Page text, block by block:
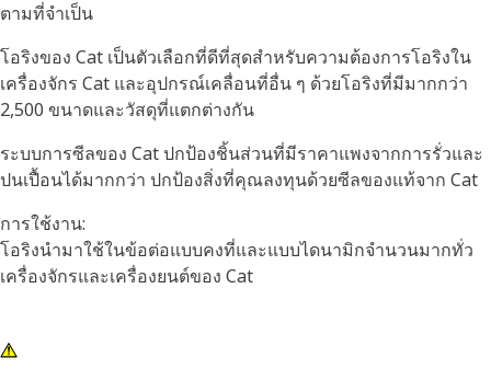
ตามที่จำเป็น
โอริงของ Cat เป็นตัวเลือกที่ดีที่สุดสำหรับความต้องการโอริงใน
เครื่องจักร Cat และอุปกรณ์เคลื่อนที่อื่น ๆ ด้วยโอริงที่มีมากกว่า
2,500 ขนาดและวัสดุที่แตกต่างกัน
ระบบการซีลของ Cat ปกป้องชิ้นส่วนที่มีราคาแพงจากการรั่วและ
ปนเปื้อนได้มากกว่า ปกป้องสิ่งที่คุณลงทุนด้วยซีลของแท้จาก Cat
การใช้งาน:
โอริงนำมาใช้ในข้อต่อแบบคงที่และแบบไดนามิกจำนวนมากทั่ว
เครื่องจักรและเครื่องยนต์ของ Cat